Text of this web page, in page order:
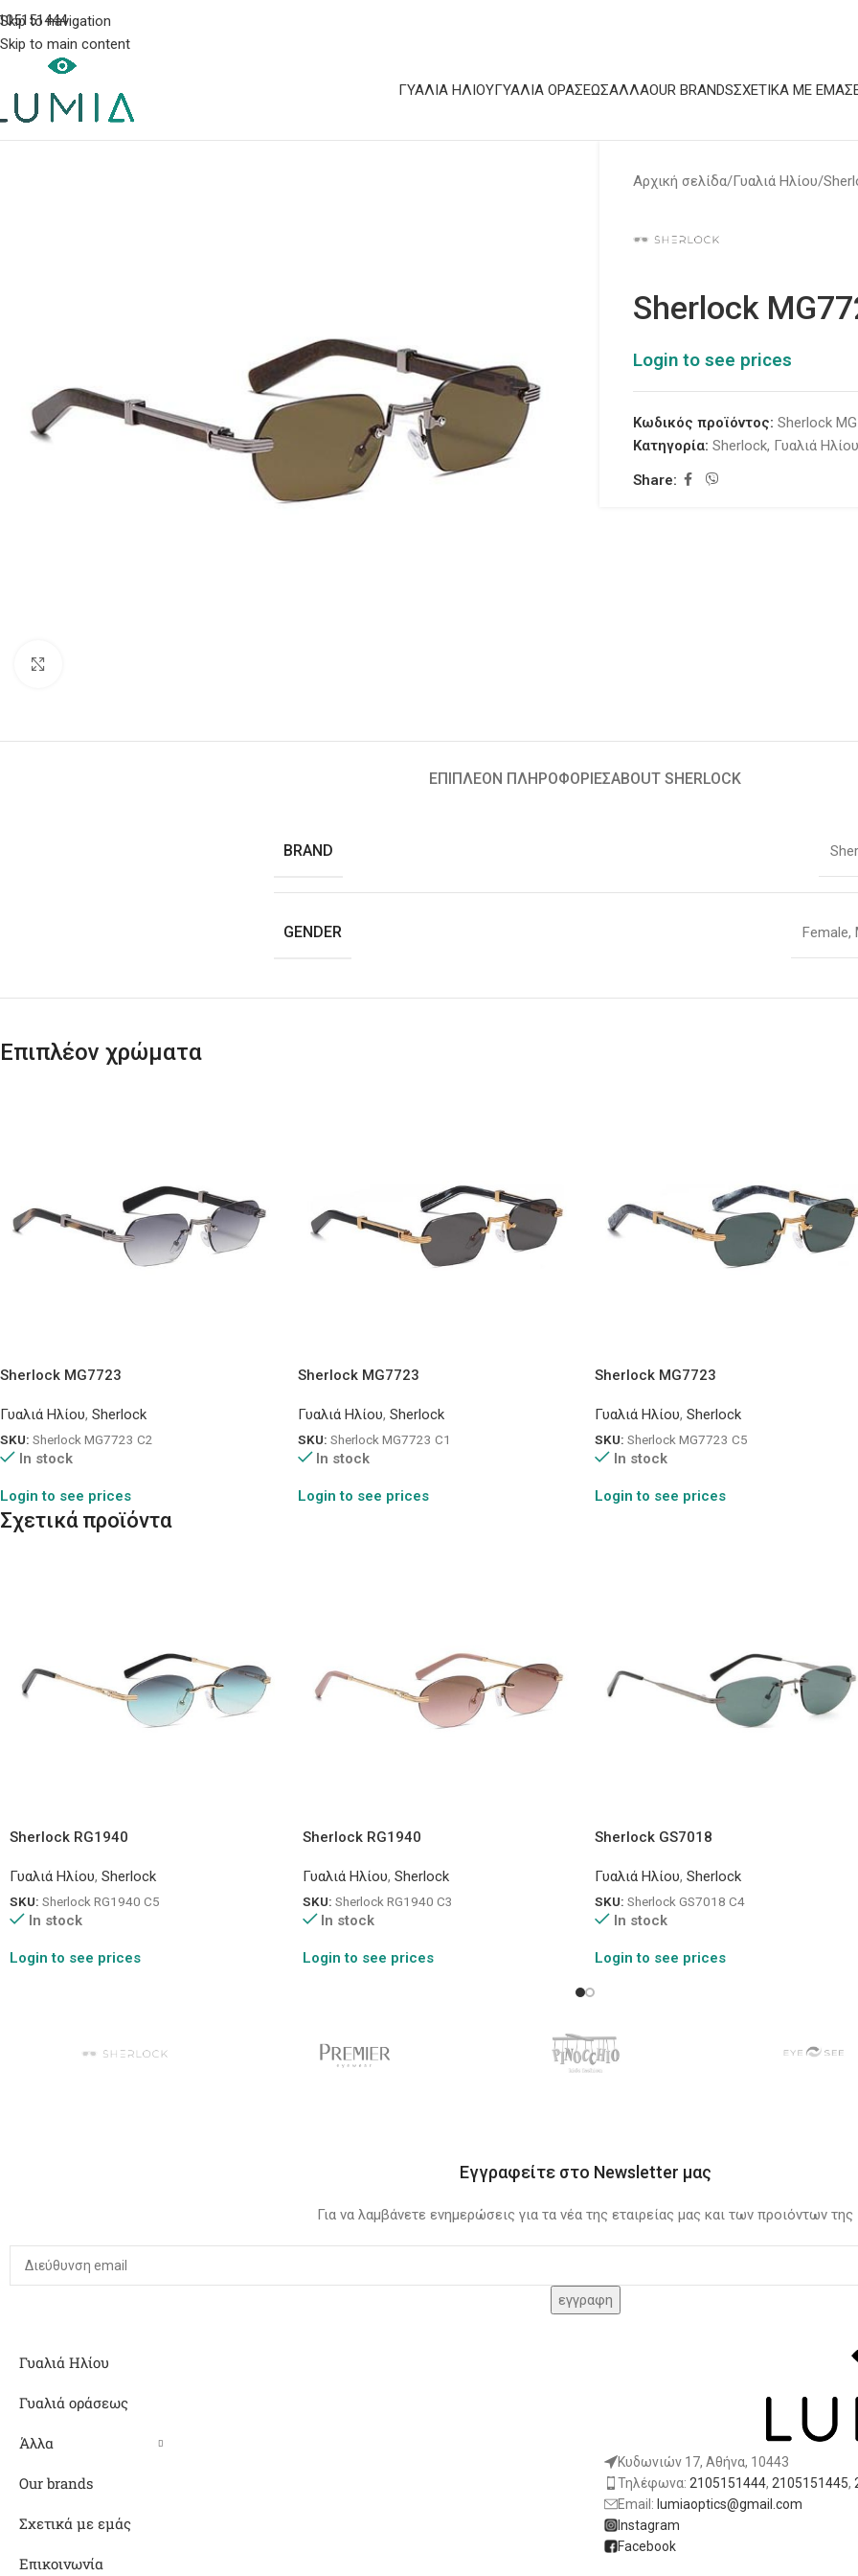
Skip to navigation
Skip to main content
ΓΥΑΛΙΆ ΗΛΊΟΥΓΥΑΛΙΆ ΟΡΆΣΕΩΣΆΛΛΑOUR BRANDSΣΧΕΤΙΚΆ ΜΕ ΕΜΆΣ
Αρχική σελίδα Γυαλιά Ηλίου
Sherlock
Login to see prices
Κωδικός προϊόντος: Sherlock
Κατηγορία: Sherlock, Γυαλιά Ηλίου
Share:
ΕΠΙΠΛΈΟΝ ΠΛΗΡΟΦΟΡΊΕΣABOUT SHERLOCK
BRAND
GENDER Female,
Επιπλέον χρώματα
Sherlock MG7723
Γυαλιά Ηλίου, Sherlock
SKU: Sherlock MG7723 C2
In stock
Login to see prices
Sherlock MG7723
Γυαλιά Ηλίου, Sherlock
SKU: Sherlock MG7723 C1
In stock
Login to see prices
Sherlock MG7723
Γυαλιά Ηλίου, Sherlock
SKU: Sherlock MG7723 C5
In stock
Login to see prices
Σχετικά προϊόντα
Sherlock RG1940
Γυαλιά Ηλίου, Sherlock
SKU: Sherlock RG1940 C5
In stock
Login to see prices
Sherlock RG1940
Γυαλιά Ηλίου, Sherlock
SKU: Sherlock RG1940 C3
In stock
Login to see prices
Sherlock GS7018
Γυαλιά Ηλίου, Sherlock
SKU: Sherlock GS7018 C4
In stock
Login to see prices
Εγγραφείτε στο Newsletter μας
Για να λαμβάνετε ενημερώσεις για τα νέα της εταιρείας μας και των προιόντων της
Γυαλιά Ηλίου
Γυαλιά οράσεως
Άλλα
Our brands
Σχετικά με εμάς
Επικοινωνία
Κυδωνιών 17, Αθήνα, 10443
Τηλέφωνα: 2105151444, 2105151445,
Email: lumiaoptics@gmail.com
Instagram
Facebook